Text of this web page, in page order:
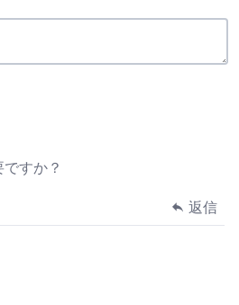
すか？
返信